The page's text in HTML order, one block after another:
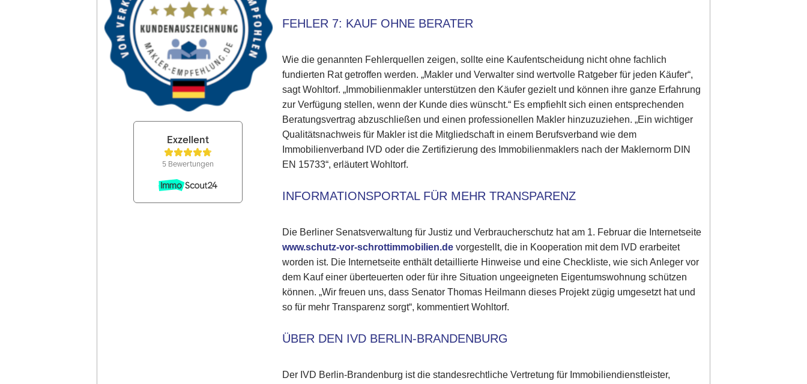
FEHLER 7: KAUF OHNE BERATER
Wie die genannten Fehlerquellen zeigen, sollte eine Kaufentscheidung nicht ohne fachlich
fundierten Rat getroffen werden. „Makler und Verwalter sind wertvolle Ratgeber für jeden Käufer“,
sagt Wohltorf. „Immobilienmakler unterstützen den Käufer gezielt und können ihre ganze Erfahrung
zur Verfügung stellen, wenn der Kunde dies wünscht.“ Es empfiehlt sich einen entsprechenden
Beratungsvertrag abzuschließen und einen professionellen Makler hinzuzuziehen. „Ein wichtiger
Qualitätsnachweis für Makler ist die Mitgliedschaft in einem Berufsverband wie dem
Immobilienverband IVD oder die Zertifizierung des Immobilienmaklers nach der Maklernorm DIN
EN 15733“, erläutert Wohltorf.
INFORMATIONSPORTAL FÜR MEHR TRANSPARENZ
Die Berliner Senatsverwaltung für Justiz und Verbraucherschutz hat am 1. Februar die Internetseite
www.schutz-vor-schrottimmobilien.devorgestellt, die in Kooperation mit dem IVD erarbeitet
worden ist. Die Internetseite enthält detaillierte Hinweise und eine Checkliste, wie sich Anleger vor
dem Kauf einer überteuerten oder für ihre Situation ungeeigneten Eigentumswohnung schützen
können. „Wir freuen uns, dass Senator Thomas Heilmann dieses Projekt zügig umgesetzt hat und
so für mehr Transparenz sorgt“, kommentiert Wohltorf.
ÜBER DEN IVD BERLIN-BRANDENBURG
Der IVD Berlin-Brandenburg ist die standesrechtliche Vertretung für Immobiliendienstleister,